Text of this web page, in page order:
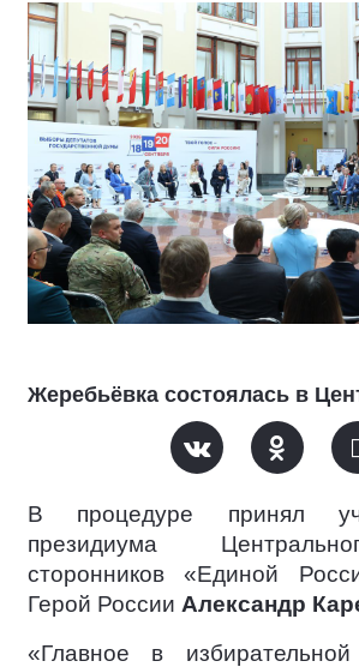
Жеребьёвка состоялась в
В процедуре принял
президиума
сторонников «Единой
Герой России Александр
«Главное в